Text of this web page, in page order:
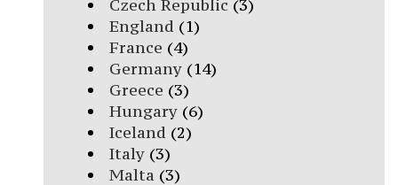
Czech Republic (3)
England (1)
France (4)
Germany(14)
Greece (3)
Hungary(6)
Iceland (2)
Italy(3)
Malta (3)